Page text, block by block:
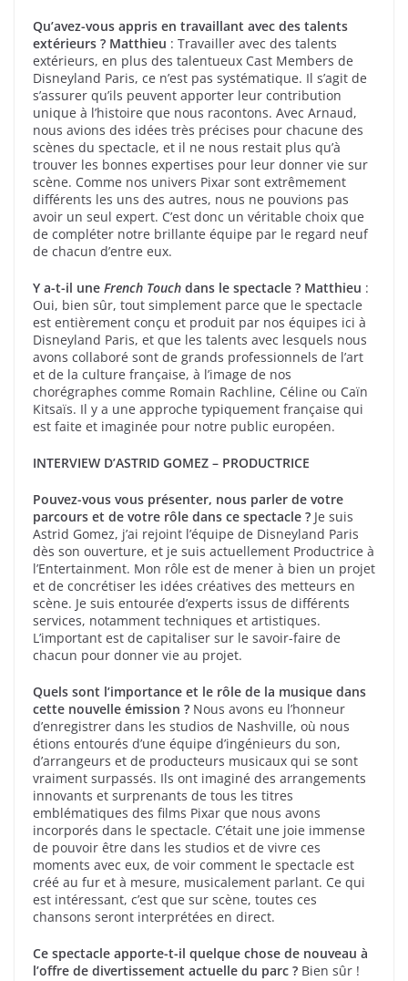
Qu’avez-vous appris en travaillant avec des talents
extérieurs ? Matthieu : Travailler avec des talents
extérieurs, en plus des talentueux Cast Members de
Disneyland Paris, ce n’est pas systématique. Il s’agit de
s’assurer qu’ils peuvent apporter leur contribution
unique à l’histoire que nous racontons. Avec Arnaud,
nous avions des idées très précises pour chacune des
scènes du spectacle, et il ne nous restait plus qu’à
trouver les bonnes expertises pour leur donner vie sur
scène. Comme nos univers Pixar sont extrêmement
différents les uns des autres, nous ne pouvions pas
avoir un seul expert. C’est donc un véritable choix que
de compléter notre brillante équipe par le regard neuf
de chacun d’entre eux.
Y a-t-il une French Touch dans le spectacle ? Matthieu :
Oui, bien sûr, tout simplement parce que le spectacle
est entièrement conçu et produit par nos équipes ici à
Disneyland Paris, et que les talents avec lesquels nous
avons collaboré sont de grands professionnels de l’art
et de la culture française, à l’image de nos
chorégraphes comme Romain Rachline, Céline ou Caïn
Kitsaïs. Il y a une approche typiquement française qui
est faite et imaginée pour notre public européen.
INTERVIEW D’ASTRID GOMEZ – PRODUCTRICE
Pouvez-vous vous présenter, nous parler de votre
parcours et de votre rôle dans ce spectacle ? Je suis
Astrid Gomez, j’ai rejoint l’équipe de Disneyland Paris
dès son ouverture, et je suis actuellement Productrice à
l’Entertainment. Mon rôle est de mener à bien un projet
et de concrétiser les idées créatives des metteurs en
scène. Je suis entourée d’experts issus de différents
services, notamment techniques et artistiques.
L’important est de capitaliser sur le savoir-faire de
chacun pour donner vie au projet.
Quels sont l’importance et le rôle de la musique dans
cette nouvelle émission ? Nous avons eu l’honneur
d’enregistrer dans les studios de Nashville, où nous
étions entourés d’une équipe d’ingénieurs du son,
d’arrangeurs et de producteurs musicaux qui se sont
vraiment surpassés. Ils ont imaginé des arrangements
innovants et surprenants de tous les titres
emblématiques des films Pixar que nous avons
incorporés dans le spectacle. C’était une joie immense
de pouvoir être dans les studios et de vivre ces
moments avec eux, de voir comment le spectacle est
créé au fur et à mesure, musicalement parlant. Ce qui
est intéressant, c’est que sur scène, toutes ces
chansons seront interprétées en direct.
Ce spectacle apporte-t-il quelque chose de nouveau à
l’offre de divertissement actuelle du parc ? Bien sûr !